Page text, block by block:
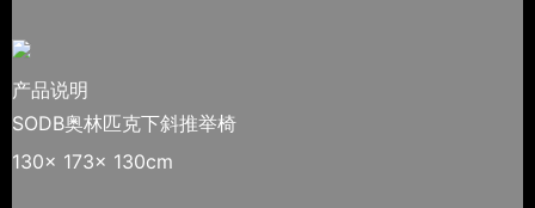
产品说明
SODB奥林匹克下斜推举椅
130x 173x 130cm